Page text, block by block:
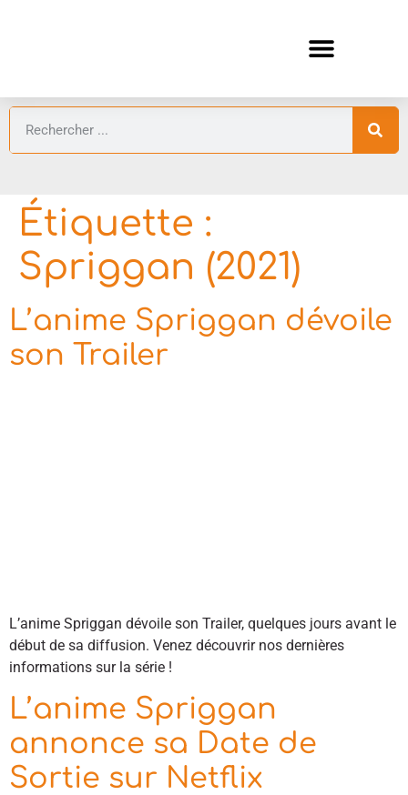
Étiquette :
Spriggan (2021)
L’anime Spriggan dévoile
son Trailer
L’anime Spriggan dévoile son Trailer, quelques jours avant le
début de sa diffusion. Venez découvrir nos dernières
informations sur la série !
L’anime Spriggan
annonce sa Date de
Sortie sur Netflix